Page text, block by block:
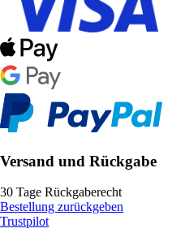
Versand und Rückgabe
30 Tage Rückgaberecht
Bestellung zurückgeben
Trustpilot